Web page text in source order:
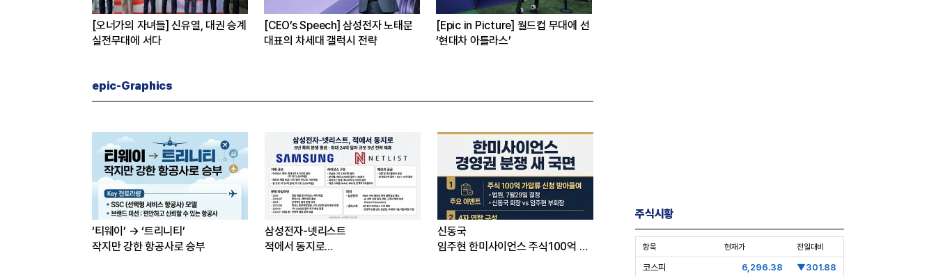
[오너가의 자녀들] 신유열, 대권 승계
실전무대에 서다
[CEO’s Speech] 삼성전자 노태문
대표의 차세대 갤럭시 전략
[Epic in Picture] 월드컵 무대에 선
‘현대차 아틀라스’
epic-Graphics
‘티웨이’ → ‘트리니티’
작지만 강한 항공사로 승부
삼성전자-넷리스트
적에서 동지로…
신동국
임주현 한미사이언스 주식100억 가
주식시황
항목 현재가 전일대비
코스피 6,296.38 ▼301.88